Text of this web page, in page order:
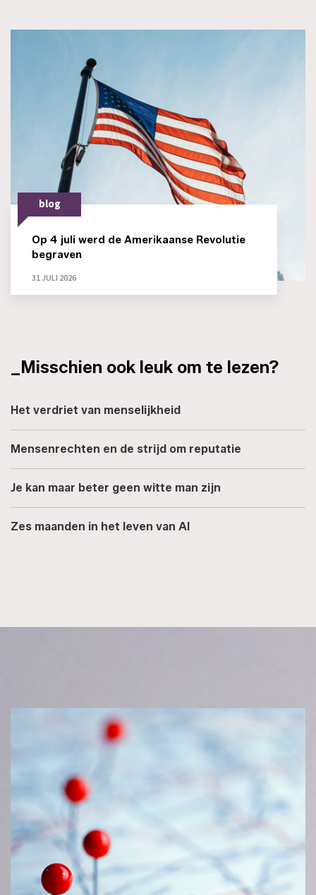
blog
Op 4 juli werd de Amerikaanse Revolutie
begraven
31 JULI 2026
_Misschien ook leuk om te lezen?
Het verdriet van menselijkheid
Mensenrechten en de strijd om reputatie
Je kan maar beter geen witte man zijn
Zes maanden in het leven van AI